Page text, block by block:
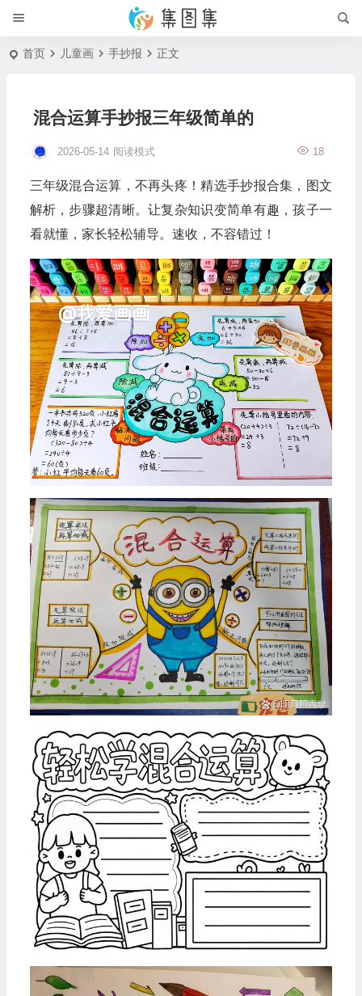
首页 儿童画 手抄报 正文
混合运算手抄报三年级简单的
2026-05-14 18
阅读模式
三年级混合运算，不再头疼！精选手抄报合集，图文
解析，步骤超清晰。让复杂知识变简单有趣，孩子一
看就懂，家长轻松辅导。速收，不容错过！